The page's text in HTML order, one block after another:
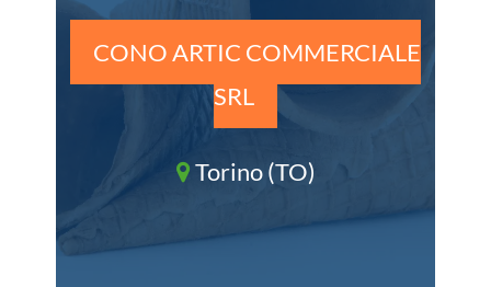
CONO ARTIC COMMERCIALE
SRL
Torino (TO)